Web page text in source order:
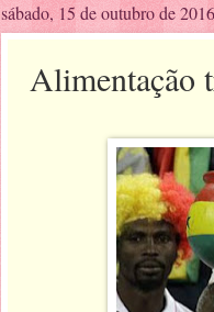
sábado, 15 de outubro de 2016
Alimentação